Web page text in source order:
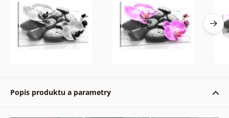
Popis produktu a parametry